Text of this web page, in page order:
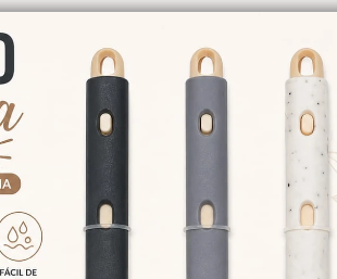
COMPRAR QUIÉNES SOMOS CONTACTO